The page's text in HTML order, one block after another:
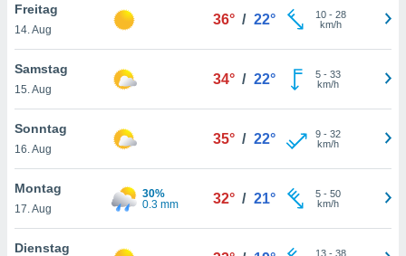
jederzeit
Rand
Freitag
14. Aug
36° / 22° 10- 28
km/h
Samstag
15. Aug
34° / 22° 5- 33
km/h
Sonntag
16. Aug
35° / 22° 9- 32
km/h
Montag
17. Aug
30%
0.3 mm
32° / 21° 5- 50
km/h
Dienstag 13- 38